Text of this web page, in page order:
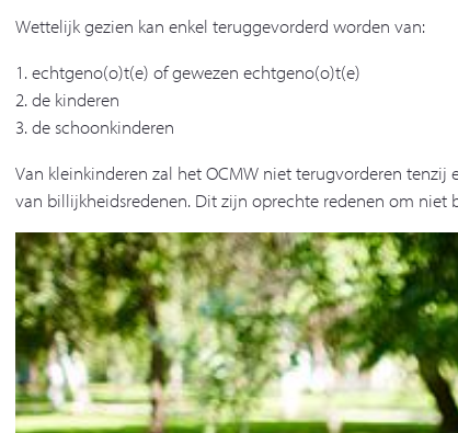
Wettelijk gezien kan enkel teruggevorderd worden van:
1. echtgeno(o)t(e) of gewezen echtgeno(o)t(e)
2. de kinderen
3. de schoonkinderen
Van kleinkinderen zal het OCMW niet terugvorderen
van billijkheidsredenen. Dit zijn oprechte redenen om